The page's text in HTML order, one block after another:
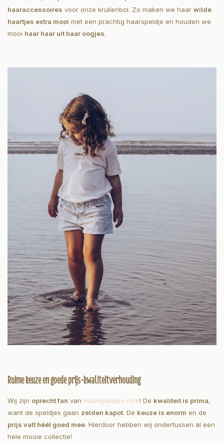
haaraccessoires voor onze krullenbol. Zo maken we haar wilde
haartjes extra mooi met een prachtig haarspeldje en houden we
mooi haar haar uit haar oogjes.
Ruime keuze en goede prijs-kwaliteitverhouding
Wij zijn oprecht fan van Haarspeldjes.com! De kwaliteit is prima,
want de speldjes gaan zelden kapot. De keuze is enorm en de
prijs valt héél goed mee. Hierdoor hebben wij ondertussen al een
hele mooie collectie!